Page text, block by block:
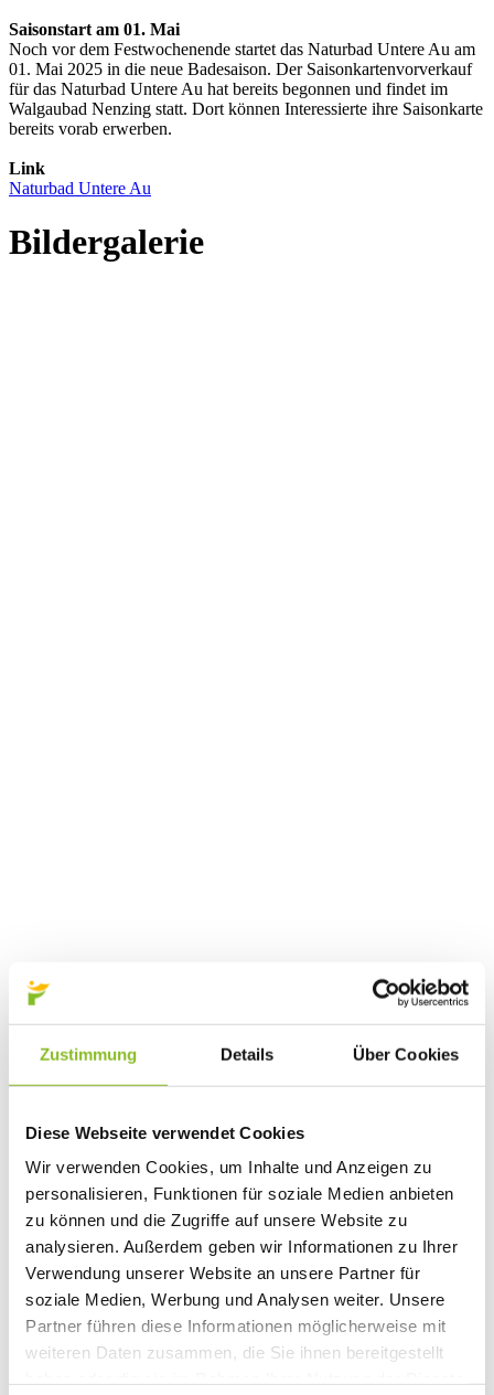
Zustimmung Details Über Cookies
Diese Webseite verwendet Cookies
Wir verwenden Cookies, um Inhalte und Anzeigen zu
personalisieren, Funktionen für soziale Medien anbieten
zu können und die Zugriffe auf unsere Website zu
analysieren. Außerdem geben wir Informationen zu Ihrer
Verwendung unserer Website an unsere Partner für
soziale Medien, Werbung und Analysen weiter. Unsere
Partner führen diese Informationen möglicherweise mit
weiteren Daten zusammen, die Sie ihnen bereitgestellt
Saisonstart am 01. Mai
Noch vor dem Festwochenende startet das Naturbad Untere Au am
01. Mai 2025 in die neue Badesaison. Der Saisonkartenvorverkauf
für das Naturbad Untere Au hat bereits begonnen und findet im
Walgaubad Nenzing statt. Dort können Interessierte ihre Saisonkarte
bereits vorab erwerben.
Link
Naturbad Untere Au
Bildergalerie